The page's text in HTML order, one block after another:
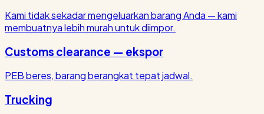
Kami tidak sekadar mengeluarkan barang Anda — kami
membuatnya lebih murah untuk diimpor.
Customs clearance — ekspor
PEB beres, barang berangkat tepat jadwal.
Trucking